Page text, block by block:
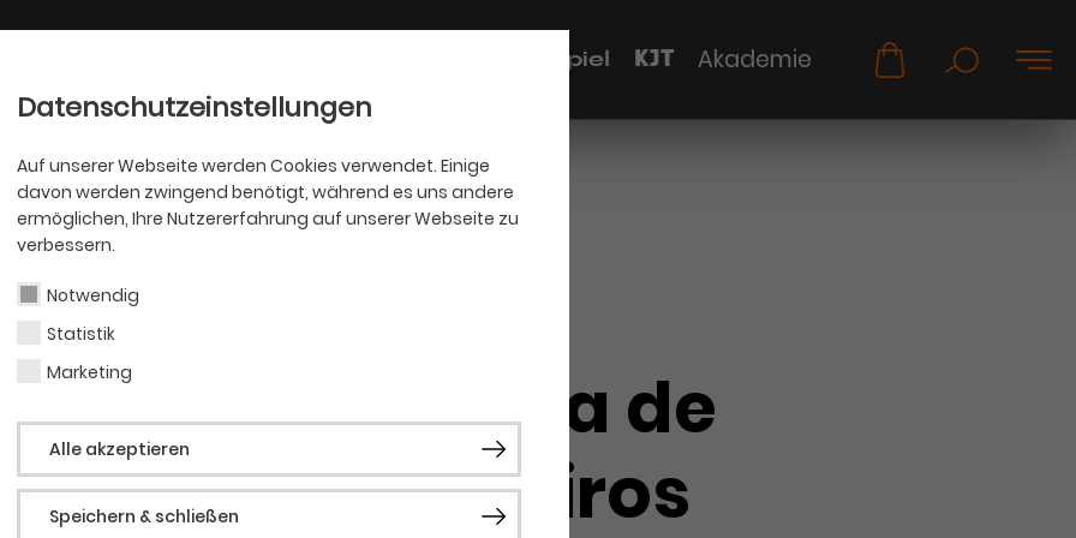
Datenschutzeinstellungen
Auf unserer Webseite werden Cookies verwendet. Einige
davon werden zwingend benötigt, während es uns andere
ermöglichen, Ihre Nutzererfahrung auf unserer Webseite zu
verbessern.
Notwendig
Statistik
Marketing
Alle akzeptieren
Speichern & schließen
Schauspiel KJT Akademie
Helena de
Medeiros